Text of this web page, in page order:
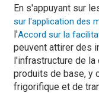
En s'appuyant sur
sur l'application des
l'Accord sur la
peuvent attirer des
l'infrastructure de la
produits de base, y
frigorifique et de